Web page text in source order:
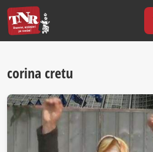
corina cretu